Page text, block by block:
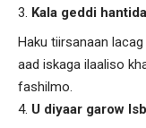
Kala geddi
Haku tiirsanaan
aad iskaga ilaaliso
fashilmo.
U diyaar garow